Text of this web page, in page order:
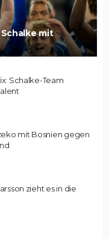
mit
Schalke-Team
mit Bosnien gegen
zieht es in die